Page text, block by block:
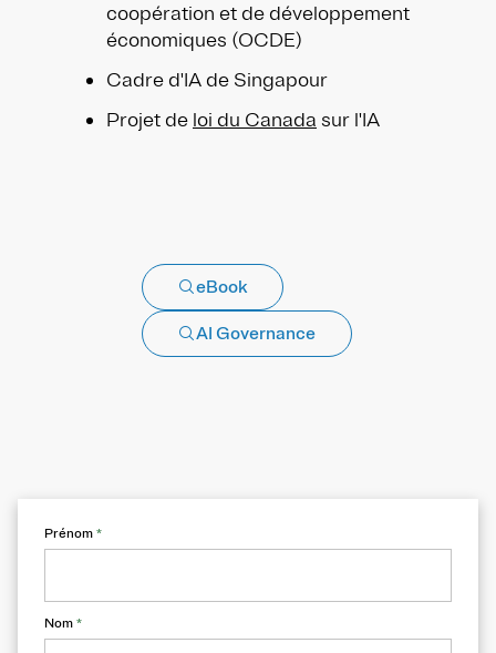
coopération et de développement
économiques (OCDE)
Cadre d'IA de Singapour
Projet de loi du Canada sur l'IA
eBook
AI Governance
Prénom *
Nom *